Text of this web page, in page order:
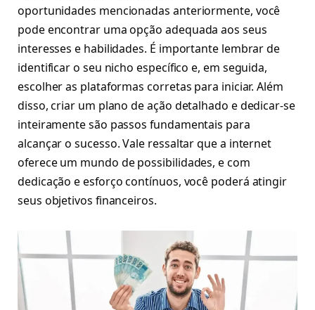
oportunidades mencionadas anteriormente, você
pode encontrar uma opção adequada aos seus
interesses e habilidades. É importante lembrar de
identificar o seu nicho específico e, em seguida,
escolher as plataformas corretas para iniciar. Além
disso, criar um plano de ação detalhado e dedicar-se
inteiramente são passos fundamentais para
alcançar o sucesso. Vale ressaltar que a internet
oferece um mundo de possibilidades, e com
dedicação e esforço contínuos, você poderá atingir
seus objetivos financeiros.